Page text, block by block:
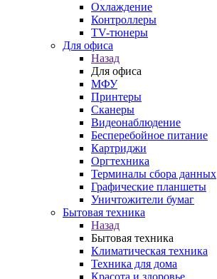
Охлаждение
Контроллеры
TV-тюнеры
Для офиса
Назад
Для офиса
МФУ
Принтеры
Сканеры
Видеонаблюдение
Бесперебойное питание
Картриджи
Оргтехника
Терминалы сбора данных
Графические планшеты
Уничтожители бумаг
Бытовая техника
Назад
Бытовая техника
Климатическая техника
Техника для дома
Красота и здоровье